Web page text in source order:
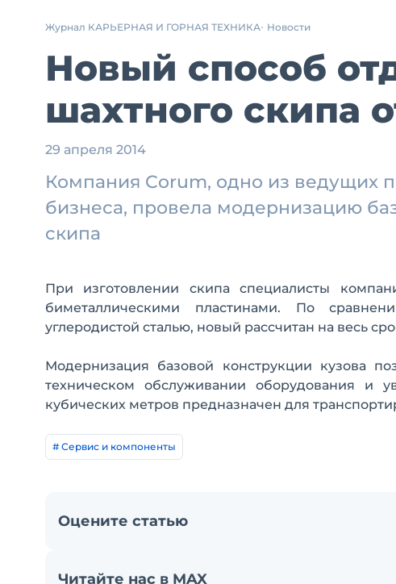
Журнал КАРЬЕРНАЯ И ГОРНАЯ ТЕХНИКА Новости
Новый способ
шахтного скипа
29 апреля 2014
Компания Corum, одно из ведущих
бизнеса, провела модернизацию
скипа
При изготовлении скипа специалисты
биметаллическими пластинами. По
углеродистой сталью, новый рассчитан на весь
Модернизация базовой конструкции кузова
техническом обслуживании оборудования и
кубических метров предназначен для
# Сервис и компоненты
Оцените статью
Читайте нас в MAX